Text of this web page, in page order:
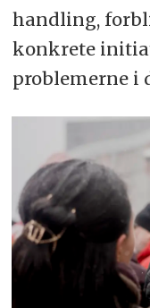
handling,
konkrete
problemerne i